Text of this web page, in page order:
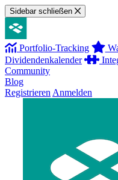
Sidebar schließen
Portfolio-Tracking
Dividendenkalender
Community
Blog
Registrieren Anmelden